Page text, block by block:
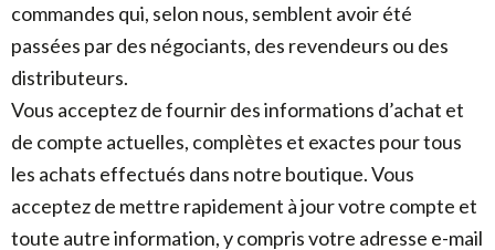
commandes qui, selon nous, semblent avoir été
passées par des négociants, des revendeurs ou des
distributeurs.
Vous acceptez de fournir des informations d’achat et
de compte actuelles, complètes et exactes pour tous
les achats effectués dans notre boutique. Vous
acceptez de mettre rapidement à jour votre compte et
toute autre information, y compris votre adresse e-mail